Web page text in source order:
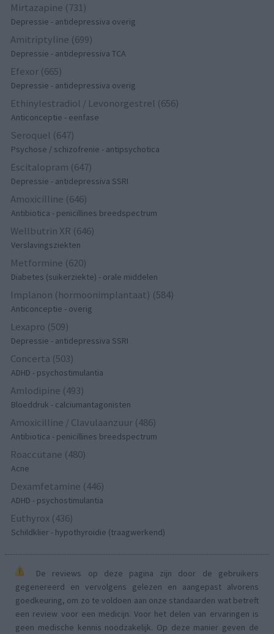
Mirtazapine (731)
Depressie - antidepressiva overig
Amitriptyline (699)
Depressie - antidepressiva TCA
Efexor (665)
Depressie - antidepressiva overig
Ethinylestradiol / Levonorgestrel (656)
Anticonceptie - eenfase
Seroquel (647)
Psychose / schizofrenie - antipsychotica
Escitalopram (647)
Depressie - antidepressiva SSRI
Amoxicilline (646)
Antibiotica - penicillines breedspectrum
Wellbutrin XR (646)
Verslavingsziekten
Metformine (620)
Diabetes (suikerziekte) - orale middelen
Implanon (hormoonimplantaat) (584)
Anticonceptie - overig
Lexapro (509)
Depressie - antidepressiva SSRI
Concerta (503)
ADHD - psychostimulantia
Amlodipine (493)
Bloeddruk - calciumantagonisten
Amoxicilline / Clavulaanzuur (486)
Antibiotica - penicillines breedspectrum
Roaccutane (480)
Acne
Dexamfetamine (446)
ADHD - psychostimulantia
Euthyrox (436)
Schildklier - hypothyroidie (traagwerkend)
De reviews op deze pagina zijn door de gebruikers
gegenereerd en vervolgens gelezen en aangepast alvorens
goedkeuring, om zo te voldoen aan onze standaarden wat betreft
een review voor een medicijn. Voor het delen van ervaringen is
geen medische kennis noodzakelijk. Op deze manier geven de